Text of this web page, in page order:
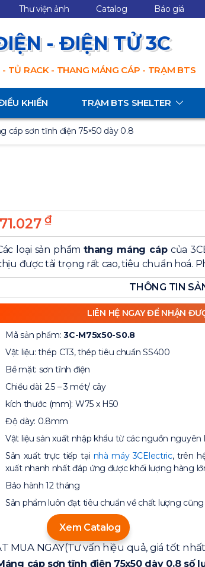
Thư viện ảnh Catalog Báo giá
- ĐIỆN TỬ 3C
TỦ RACK - THANG MÁNG CÁP - TRẠM BTS
KHIỂN TRẠM BTS SHELTER
cáp sơn tĩnh điện 75×50 dày 0.8
71.027 ₫
loại sản phẩmthang máng cápcủa
được tải trọng rất cao, tiêu chuẩn hoá.
THÔNG TIN
LIÊN HỆ NGAY ĐỂ NHẬN
Mã sản phẩm:3C-M75x50-S0.8
Vật liệu: thép CT3, thép tiêu chuẩn SS400
Bề mặt: sơn tĩnh điện
Chiều dài: 2.5 – 3 mét/ cây
kích thước (mm): W75 x H50
Độ dày: 0.8mm
Vật liệu sản xuất nhập khẩu từ các nguồn nguyên
Sản xuất trực tiếp tại nhà máy 3CElectric, trên
xuất nhanh nhất đáp ứng được khối lượng hàng
Bảo hành 12 tháng
Sản phẩm luôn đạt tiêu chuẩn về chất lượng
Xem Catalog
MUA NGAY(Tư vấn hiệu quả, giá tốt
cáp sơn tĩnh điện 75x50 dày 0.8 số